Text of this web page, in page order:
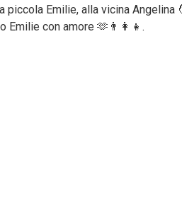
Emilie, alla vicina
Emilie con amore 🫶👨‍👩‍👧.